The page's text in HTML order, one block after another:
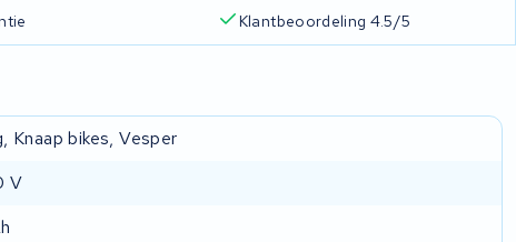
Klantbeoordeling 4.5/5
Knaap bikes, Vesper
V